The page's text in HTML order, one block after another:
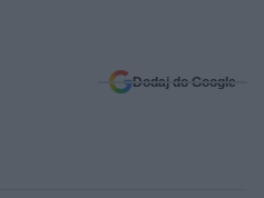
Dodaj do Google